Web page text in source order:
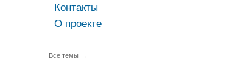
Контакты
О проекте
Все темы →